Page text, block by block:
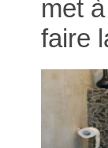
met
faire